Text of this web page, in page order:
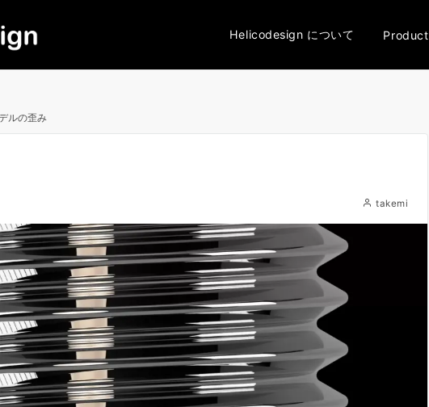
Helicodesign について Product
ルの歪み
takemi